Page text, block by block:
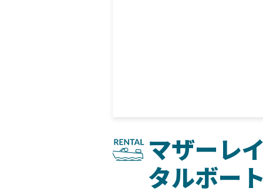
マザーレ
タルボー